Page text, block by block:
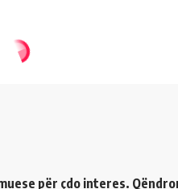
për çdo interes.